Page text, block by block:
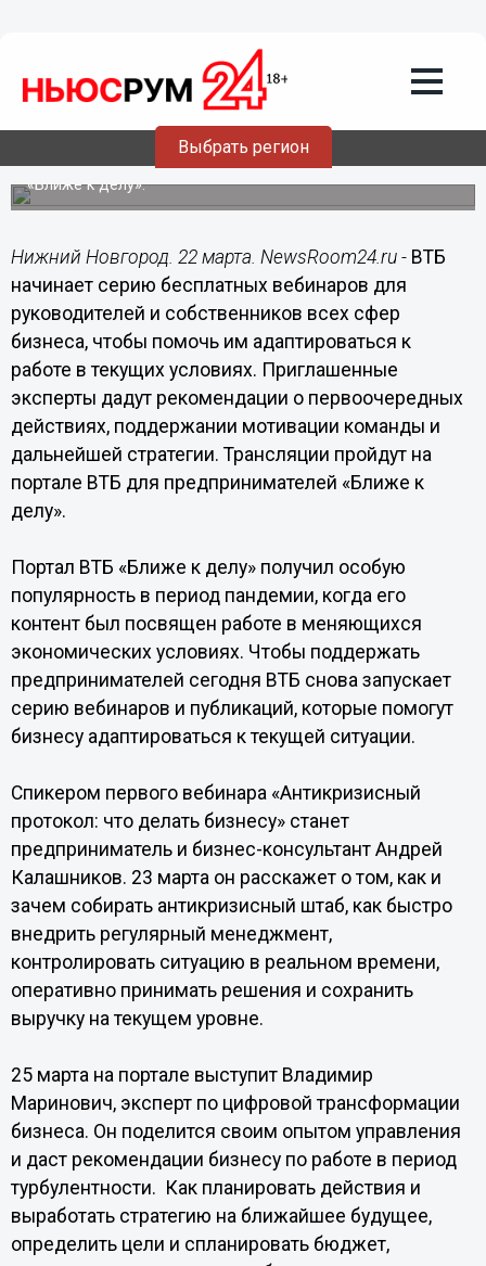
Выбрать регион
22.03.202215:20
ВТБ запускает серию вебинаров для
поддержки предпринимателей
Трансляции пройдут на портале для предпринимателей
«Ближе к делу».
Нижний Новгород. 22 марта. NewsRoom24.ru - ВТБ
начинает серию бесплатных вебинаров для
руководителей и собственников всех сфер
бизнеса, чтобы помочь им адаптироваться к
работе в текущих условиях. Приглашенные
эксперты дадут рекомендации о первоочередных
действиях, поддержании мотивации команды и
дальнейшей стратегии. Трансляции пройдут на
портале ВТБ для предпринимателей «Ближе к
делу».
Портал ВТБ «Ближе к делу» получил особую
популярность в период пандемии, когда его
контент был посвящен работе в меняющихся
экономических условиях. Чтобы поддержать
предпринимателей сегодня ВТБ снова запускает
серию вебинаров и публикаций, которые помогут
бизнесу адаптироваться к текущей ситуации.
Спикером первого вебинара «Антикризисный
протокол: что делать бизнесу» станет
предприниматель и бизнес-консультант Андрей
Калашников. 23 марта он расскажет о том, как и
зачем собирать антикризисный штаб, как быстро
внедрить регулярный менеджмент,
контролировать ситуацию в реальном времени,
оперативно принимать решения и сохранить
выручку на текущем уровне.
25 марта на портале выступит Владимир
Маринович, эксперт по цифровой трансформации
бизнеса. Он поделится своим опытом управления
и даст рекомендации бизнесу по работе в период
турбулентности. Как планировать действия и
выработать стратегию на ближайшее будущее,
определить цели и спланировать бюджет,